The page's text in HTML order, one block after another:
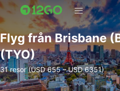
Flyg från Brisbane
(TYO)
31 resor (USD 655 – USD 6351)